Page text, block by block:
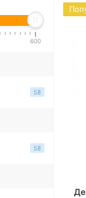
600
58
58